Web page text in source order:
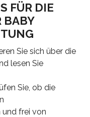
FÜR DIE
BABY
Sie sich über die
lesen Sie
Sie, ob die
frei von